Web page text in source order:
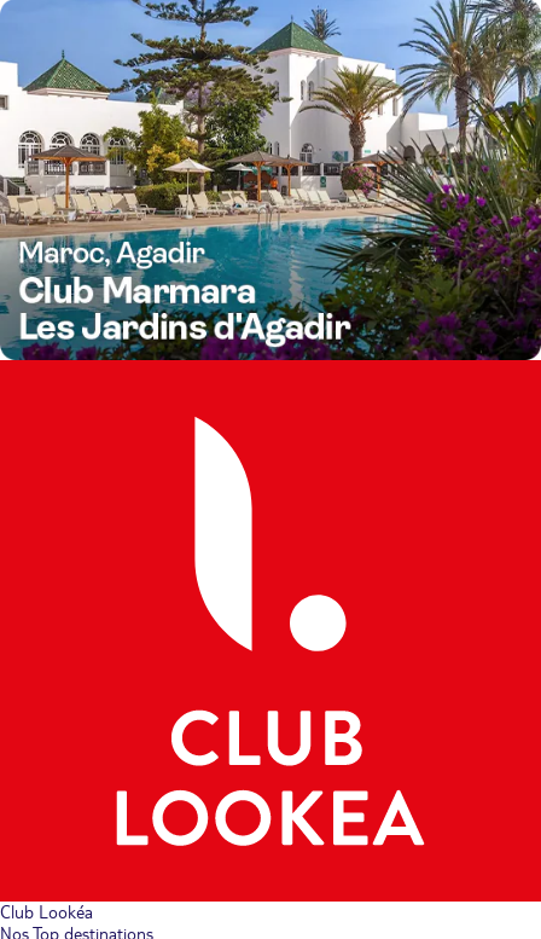
Club Lookéa
Nos Top destinations